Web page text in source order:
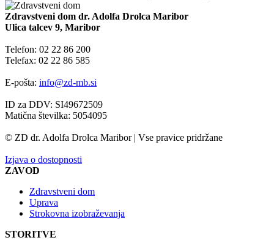
Zdravstveni dom dr. Adolfa Drolca Maribor
Ulica talcev 9, Maribor
Telefon: 02 22 86 200
Telefax: 02 22 86 585
E-pošta: info@zd-mb.si
ID za DDV: SI49672509
Matična številka: 5054095
© ZD dr. Adolfa Drolca Maribor | Vse pravice pridržane
Izjava o dostopnosti
ZAVOD
Zdravstveni dom
Uprava
Strokovna izobraževanja
STORITVE